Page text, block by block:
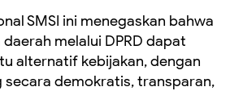
SMSI ini menegaskan bahwa
melalui DPRD dapat
alternatif kebijakan, dengan
secara demokratis, transparan,